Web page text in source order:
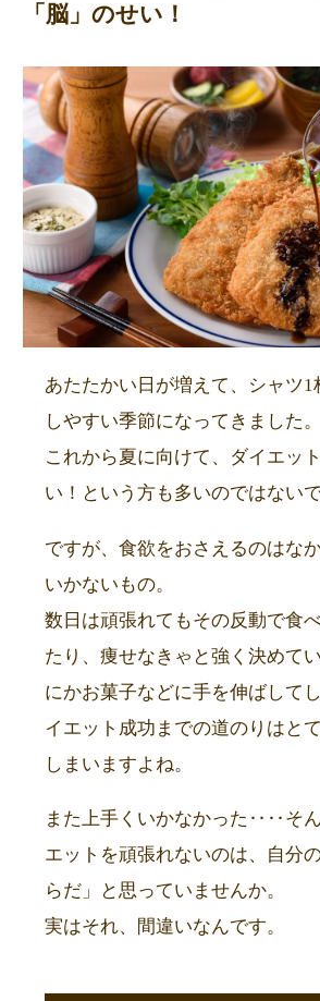
「脳」のせい！
あたたかい日が増えて、シャツ
しやすい季節になってきました。
これから夏に向けて、ダイエッ
い！という方も多いのではないで
ですが、食欲をおさえるのはな
いかないもの。
数日は頑張れてもその反動で食
たり、痩せなきゃと強く決めて
にかお菓子などに手を伸ばして
イエット成功までの道のりはと
しまいますよね。
また上手くいかなかった‥‥そ
エットを頑張れないのは、自分
らだ」と思っていませんか。
実はそれ、間違いなんです。